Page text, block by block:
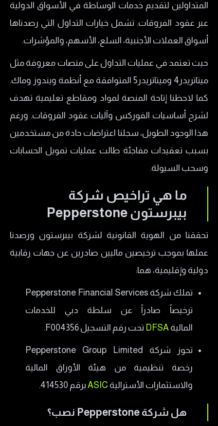
​أنواع حسابات التداول في شركة بيبرستون
​حساب Razor
​حساب Pepperstone الإسلامي
ما هو حجم الرافعة المالية في شركة
Pepperstone؟
​رسوم شركة بيبرستون Pepperstone
​معلومات الاتصال بشركة بيبرستون Pepperstone
​خدمة العملاء في شركة بيبرستون Pepperstone
​إيجابيات وسلبيات شركة بيبرستون Pepperstone
​إيجابيات Pepperstone
تجارب المتداولين الحقيقيين مع Pepperstone
المتداولين لتقديم خدمات الوساطة في الأسواق الدولية
عبر عقود الفروقات. تشمل خيارات التداول التي رصدناها
أسواق العملات الأجنبية، السلع، الأسهم، والمؤشرات.
حيث تعتمد في عمليات التداول على منصات معروفة مثل
ميتاتريدر4 وميتاتريدر5 المتوافقة مع أنظمة ويندوز وماك.
كما لاحظنا إتاحة المنصة لمواد ومقاطع تعليمية تهدف
لشرح أساسيات الفوركس وآليات عقود الفروقات. ورغم
هذا الوجود الطويل، سجلنا اعتراضات حادة من مستخدمين
بسبب تعقيدات مفاجئة طالت عمليات تمويل الحسابات
وسحب السيولة.
ما هي تراخيص شركة
بيبرستون Pepperstone
تحققنا من الهوية القانونية لشركة بيبرستون ورصدنا
عملها بموجب ترخيصين ماليين صادرين عن جهات رقابية
دولية وإقليمية، هما:
​تملك شركة Pepperstone Financial Services
ترخيصاً صادراً عن سلطة دبي للخدمات
المالية DFSA تحت رقم التسجيل F004356.
​تحوز شركة Pepperstone Group Limited
رخصة تنظيمية من هيئة الأوراق المالية
والاستثمارات الأسترالية ASIC برقم 414530.
​هل شركة Pepperstone نصب؟